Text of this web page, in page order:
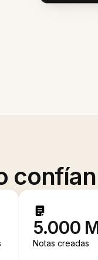
5.000
Notas creadas